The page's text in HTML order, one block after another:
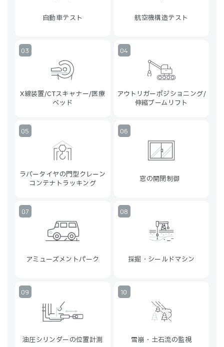
自動車テスト 航空機構造テスト
X線装置/CTスキャナー/医療
ベッド
アウトリガーポジショニング/
伸縮ブームリフト
ラバータイヤの門型クレーン
コンテナトラッキング
窓の開閉制御
アミューズメントパーク 採掘・シールドマシン
油圧シリンダーの位置計測 雪崩・土石流の監視